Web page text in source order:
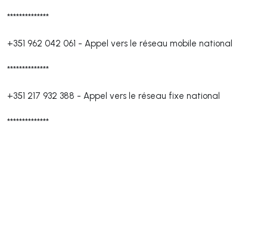
**************
+351 962 042 061 - Appel vers le réseau mobile national
**************
+351 217 932 388 - Appel vers le réseau fixe national
**************